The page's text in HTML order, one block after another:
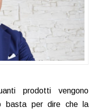
prodotti vengono
basta per dire che la